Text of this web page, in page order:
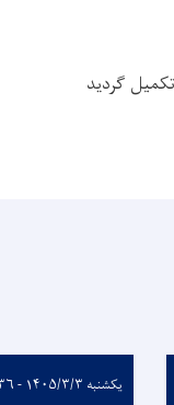
گردید
یکشنبه ۱۴۰۵/۳/۳ - ۱۳:۳۶